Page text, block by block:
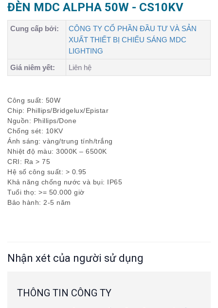
ĐÈN MDC ALPHA 50W - CS10KV
Cung cấp bởi:
CÔNG TY CỔ PHẦN ĐẦU TƯ VÀ SẢN
XUẤT THIẾT BỊ CHIẾU SÁNG MDC
LIGHTING
Giá niêm yết:
Liên hệ
Công suất: 50W
Chip: Phillips/Bridgelux/Epistar
Nguồn: Phillips/Done
Chống sét: 10KV
Ánh sáng: vàng/trung tính/trắng
Nhiệt độ màu: 3000K – 6500K
CRI: Ra > 75
Hệ số công suất: > 0.95
Khả năng chống nước và bụi: IP65
Tuổi thọ: >= 50.000 giờ
Bảo hành: 2-5 năm
Nhận xét của người sử dụng
THÔNG TIN CÔNG TY